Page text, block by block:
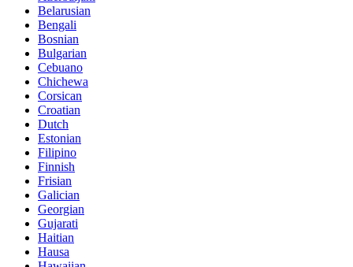
Belarusian
Bengali
Bosnian
Bulgarian
Cebuano
Chichewa
Corsican
Croatian
Dutch
Estonian
Filipino
Finnish
Frisian
Galician
Georgian
Gujarati
Haitian
Hausa